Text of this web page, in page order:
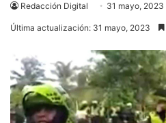
Redacción Digital 31 mayo, 2023
Última actualización: 31 mayo, 2023